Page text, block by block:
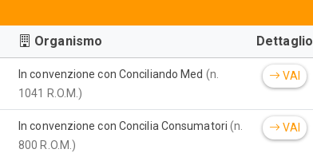
Organismo Dettaglio
In convenzione con Conciliando Med (n.
1041 R.O.M.)
VAI
In convenzione con Concilia Consumatori(n.
800 R.O.M.)
VAI